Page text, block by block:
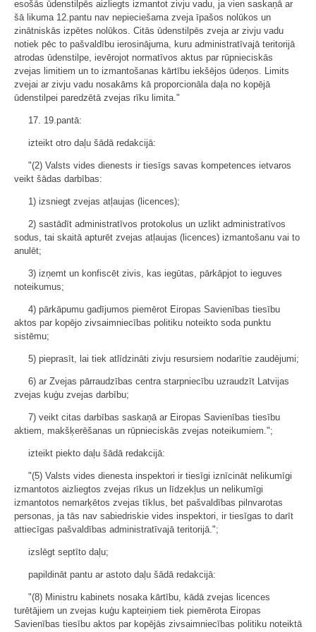
esošās ūdenstilpēs aizliegts izmantot zivju vadu, ja vien saskaņā ar
šā likuma 12.pantu nav nepieciešama zveja īpašos nolūkos un
zinātniskās izpētes nolūkos. Citās ūdenstilpēs zveja ar zivju vadu
notiek pēc to pašvaldību ierosinājuma, kuru administratīvajā teritorijā
atrodas ūdenstilpe, ievērojot normatīvos aktus par rūpnieciskās
zvejas limitiem un to izmantošanas kārtību iekšējos ūdeņos. Limits
zvejai ar zivju vadu nosakāms kā proporcionāla daļa no kopējā
ūdenstilpei paredzētā zvejas rīku limita."
17. 19.pantā:
izteikt otro daļu šādā redakcijā:
"(2) Valsts vides dienests ir tiesīgs savas kompetences ietvaros
veikt šādas darbības:
1) izsniegt zvejas atļaujas (licences);
2) sastādīt administratīvos protokolus un uzlikt administratīvos
sodus, tai skaitā apturēt zvejas atļaujas (licences) izmantošanu vai to
anulēt;
3) izņemt un konfiscēt zivis, kas iegūtas, pārkāpjot to ieguves
noteikumus;
4) pārkāpumu gadījumos piemērot Eiropas Savienības tiesību
aktos par kopējo zivsaimniecības politiku noteikto soda punktu
sistēmu;
5) pieprasīt, lai tiek atlīdzināti zivju resursiem nodarītie zaudējumi;
6) ar Zvejas pārraudzības centra starpniecību uzraudzīt Latvijas
zvejas kuģu zvejas darbību;
7) veikt citas darbības saskaņā ar Eiropas Savienības tiesību
aktiem, makšķerēšanas un rūpnieciskās zvejas noteikumiem.";
izteikt piekto daļu šādā redakcijā:
"(5) Valsts vides dienesta inspektori ir tiesīgi iznīcināt nelikumīgi
izmantotos aizliegtos zvejas rīkus un līdzekļus un nelikumīgi
izmantotos nemarķētos zvejas tīklus, bet pašvaldības pilnvarotas
personas, ja tās nav sabiedriskie vides inspektori, ir tiesīgas to darīt
attiecīgas pašvaldības administratīvajā teritorijā.";
izslēgt septīto daļu;
papildināt pantu ar astoto daļu šādā redakcijā:
"(8) Ministru kabinets nosaka kārtību, kādā zvejas licences
turētājiem un zvejas kuģu kapteiņiem tiek piemērota Eiropas
Savienības tiesību aktos par kopējās zivsaimniecības politiku noteiktā